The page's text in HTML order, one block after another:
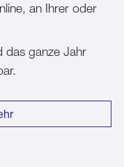
an Ihrer oder
das ganze Jahr